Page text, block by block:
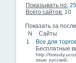
Показывать по: 25
Всего сайтов: 10
Показать за
N
Сайты
1
Все для
Бесплатные
http://
язык: русский;